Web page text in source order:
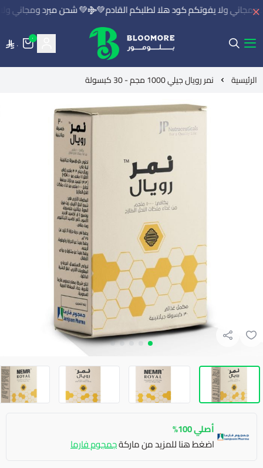
ولا يفوتكم كود هلا لطلبكم القادم💚 💚 شحن مبرد ومجاني ولا
بلومور | BLOOMORE
٠
٠
الرئيسية نمر رويال جيلي 1000 مجم - 30 كبسولة
أصلي 100%
اضغط هنا للمزيد من ماركةجمجوم فارما